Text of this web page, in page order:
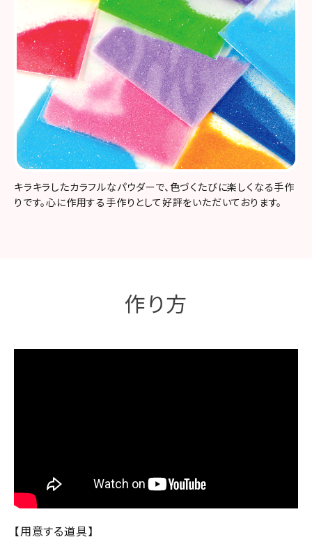
キラキラしたカラフルなパウダーで、色づくたびに楽しくなる手作
りです。心に作用する手作りとして好評をいただいております。
作り方
【用意する道具】